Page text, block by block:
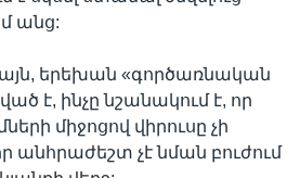
անց:
երեխան «գործառնական
է, ինչը նշանակում է, որ
միջոցով վիրուսը չի
անհրաժեշտ չէ նման բուժում